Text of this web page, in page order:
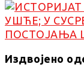
Издвојено